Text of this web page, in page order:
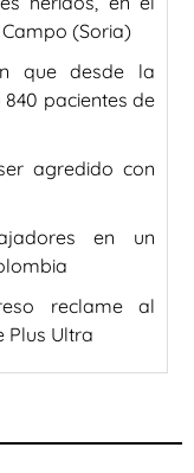
(Soria)
que desde la
pacientes de
agredido con
en un
reclame al
Plus Ultra